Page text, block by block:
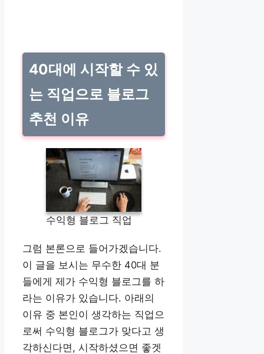
40대에 시작할 수 있
는 직업으로 블로그
추천 이유
수익형 블로그 직업
그럼 본론으로 들어가겠습니다.
이 글을 보시는 무수한 40대 분
들에게 제가 수익형 블로그를 하
라는 이유가 있습니다. 아래의
이유 중 본인이 생각하는 직업으
로써 수익형 블로그가 맞다고 생
각하신다면, 시작하셨으면 좋겟